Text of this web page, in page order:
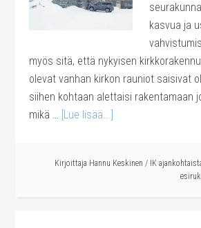
kasvua ja
myös sitä, että nykyisen
olevat vanhan kirkon rauniot saisivat
siihen kohtaan alettaisi rakentamaan
mikä … [Lue lisää...]
Kirjoittaja Hannu Keskinen / IK